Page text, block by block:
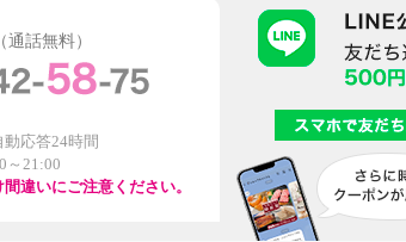
話無料）
応答24時間
～21:00
違いにご注意ください。